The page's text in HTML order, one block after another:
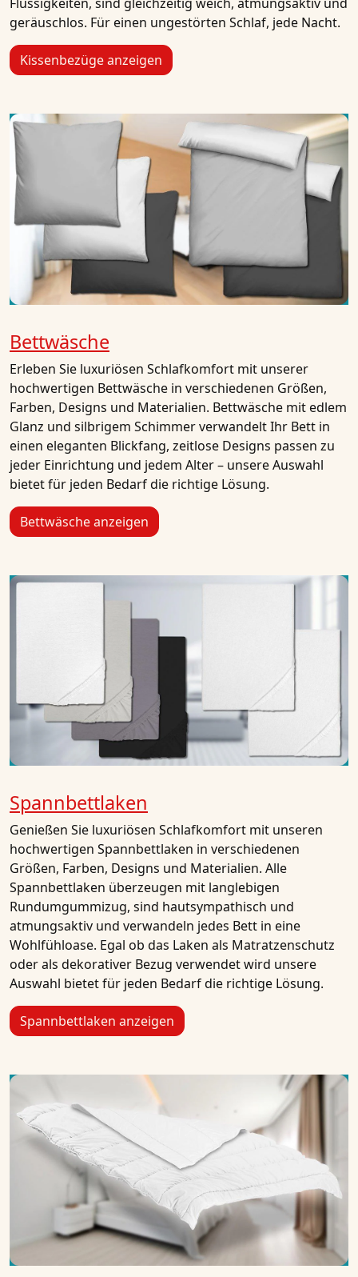
geräuschlos. Für einen ungestörten Schlaf, jede Nacht.
Kissenbezüge anzeigen
Bettwäsche
Erleben Sie luxuriösen Schlafkomfort mit unserer
hochwertigen Bettwäsche in verschiedenen Größen,
Farben, Designs und Materialien. Bettwäsche mit edlem
Glanz und silbrigem Schimmer verwandelt Ihr Bett in
einen eleganten Blickfang, zeitlose Designs passen zu
jeder Einrichtung und jedem Alter – unsere Auswahl
bietet für jeden Bedarf die richtige Lösung.
Bettwäsche anzeigen
Spannbettlaken
Genießen Sie luxuriösen Schlafkomfort mit unseren
hochwertigen Spannbettlaken in verschiedenen
Größen, Farben, Designs und Materialien. Alle
Spannbettlaken überzeugen mit langlebigen
Rundumgummizug, sind hautsympathisch und
atmungsaktiv und verwandeln jedes Bett in eine
Wohlfühloase. Egal ob das Laken als Matratzenschutz
oder als dekorativer Bezug verwendet wird unsere
Auswahl bietet für jeden Bedarf die richtige Lösung.
Spannbettlaken anzeigen